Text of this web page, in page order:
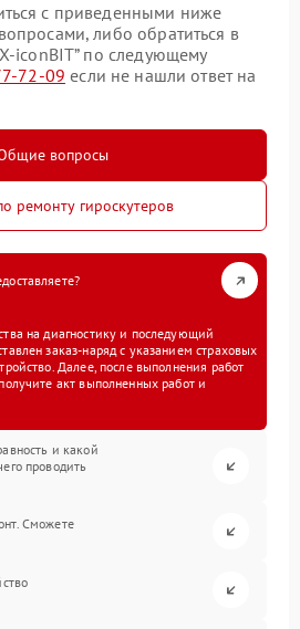
с приведенными ниже
либо обратиться в
iconBIT” по следующему
72-09 если не нашли ответ на
вопросы
ремонту гироскутеров
на диагностику и последующий
заказ-наряд с указанием страховых
Далее, после выполнения работ
акт выполненных работ и
и какой
проводить
Сможете